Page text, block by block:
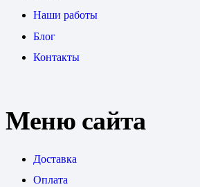
Наши работы
Блог
Контакты
Меню сайта
Доставка
Оплата